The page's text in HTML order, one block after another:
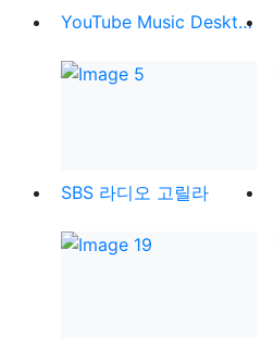
YouTube Music Desktop
SBS 라디오 고릴라